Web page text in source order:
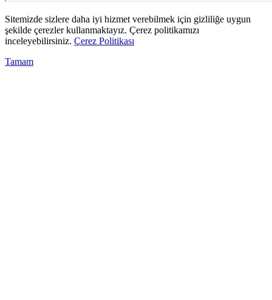
Sitemizde sizlere daha iyi hizmet verebilmek için gizliliğe uygun
şekilde çerezler kullanmaktayız. Çerez politikamızı
inceleyebilirsiniz. Çerez Politikası
Tamam